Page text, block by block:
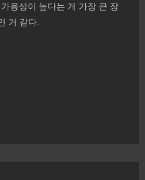
용성이 높다는 게 가장 큰 장
거 같다.